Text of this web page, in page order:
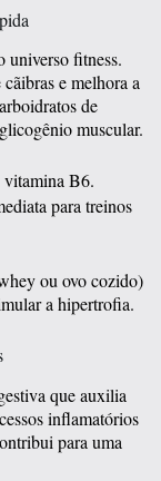
universo fitness.
e melhora a
de
muscular.
vitamina B6.
para treinos
ou ovo cozido)
a hipertrofia.
que auxilia
inflamatórios
para uma